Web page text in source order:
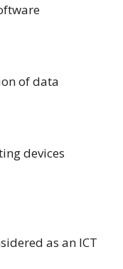
of data
devices
as an ICT